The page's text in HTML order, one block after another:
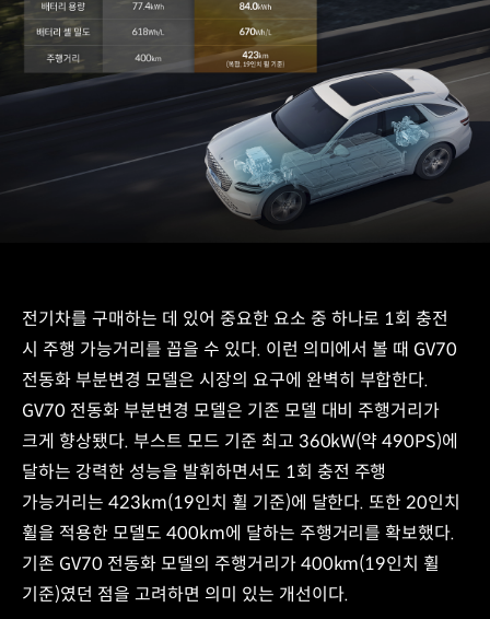
전기차를 구매하는 데 있어 중요한 요소 중 하나로 1회 충전
시 주행 가능거리를 꼽을 수 있다. 이런 의미에서 볼 때 GV70
전동화 부분변경 모델은 시장의 요구에 완벽히 부합한다.
GV70 전동화 부분변경 모델은 기존 모델 대비 주행거리가
크게 향상됐다. 부스트 모드 기준 최고 360kW(약 490PS)에
달하는 강력한 성능을 발휘하면서도 1회 충전 주행
가능거리는 423km(19인치 휠 기준)에 달한다. 또한 20인치
휠을 적용한 모델도 400km에 달하는 주행거리를 확보했다.
기존 GV70 전동화 모델의 주행거리가 400km(19인치 휠
기준)였던 점을 고려하면 의미 있는 개선이다.